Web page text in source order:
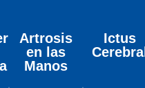
Artrosis
en las
Manos
Ictus
Cerebral